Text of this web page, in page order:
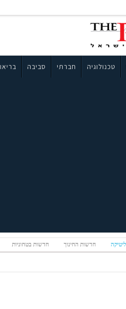
טכנולוגיה חברתי סביבה
חדשות החינוך חדשות בטחוניות